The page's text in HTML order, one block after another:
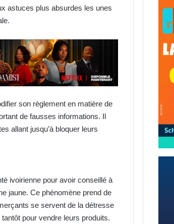
astuces plus absurdes les unes
son règlement en matière de
de fausses informations. Il
allant jusqu’à bloquer leurs
ivoirienne pour avoir conseillé à
jaune. Ce phénomène prend de
se servent de la détresse
pour vendre leurs produits.